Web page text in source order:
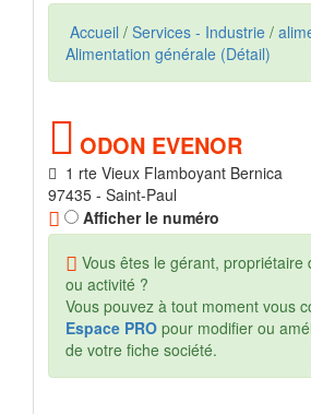
Accueil / Services - Industrie /
Alimentation générale (Détail)
ODON EVENOR
1 rte Vieux Flamboyant Bernica
97435 - Saint-Paul
Afficher le numéro
Vous êtes le gérant, propriétaire
ou activité ?
Vous pouvez à tout moment vous
Espace PRO pour modifier ou
de votre fiche société.